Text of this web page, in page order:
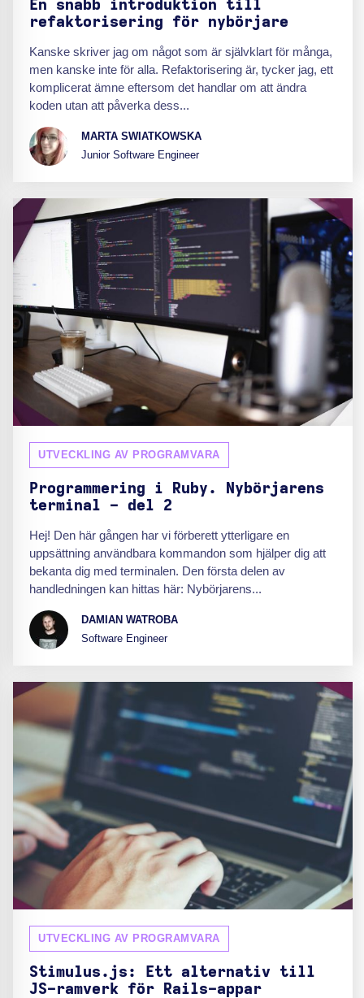
En snabb introduktion till
refaktorisering för nybörjare
Kanske skriver jag om något som är självklart för många,
men kanske inte för alla. Refaktorisering är, tycker jag, ett
komplicerat ämne eftersom det handlar om att ändra
koden utan att påverka dess...
MARTA SWIATKOWSKA
Junior Software Engineer
UTVECKLING AV PROGRAMVARA
Programmering i Ruby. Nybörjarens
terminal - del 2
Hej! Den här gången har vi förberett ytterligare en
uppsättning användbara kommandon som hjälper dig att
bekanta dig med terminalen. Den första delen av
handledningen kan hittas här: Nybörjarens...
DAMIAN WATROBA
Software Engineer
UTVECKLING AV PROGRAMVARA
Stimulus.js: Ett alternativ till
JS-ramverk för Rails-appar